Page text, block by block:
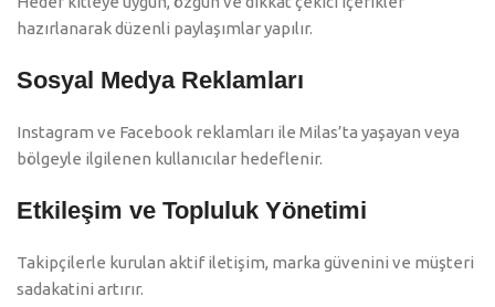
hazırlanarak düzenli paylaşımlar yapılır.
Sosyal Medya Reklamları
Instagram ve Facebook reklamları ile Milas’ta yaşayan veya
bölgeyle ilgilenen kullanıcılar hedeflenir.
Etkileşim ve Topluluk Yönetimi
Takipçilerle kurulan aktif iletişim, marka güvenini ve müşteri
sadakatini artırır.